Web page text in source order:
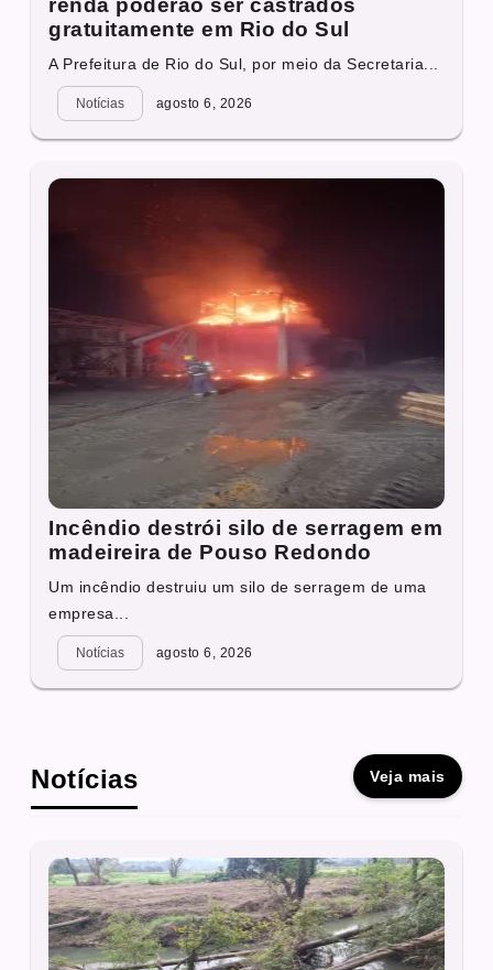
renda poderão ser castrados
gratuitamente em Rio do Sul
A Prefeitura de Rio do Sul, por meio da Secretaria...
Notícias agosto 6, 2026
Incêndio destrói silo de serragem em
madeireira de Pouso Redondo
Um incêndio destruiu um silo de serragem de uma
empresa...
Notícias agosto 6, 2026
Notícias Veja mais